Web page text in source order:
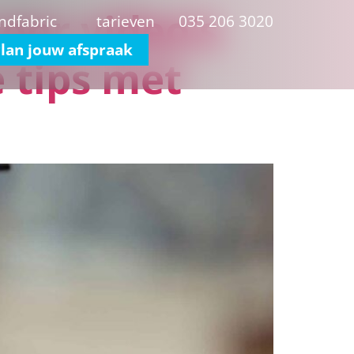
tarieven 035 206 3020
jouw afspraak
video’s
tips met